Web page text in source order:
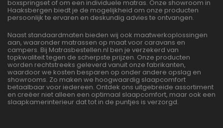
boxspringset of om een individuele matras. Onze showroom in
Haaksbergen biedt je de mogelijkheid om onze producten
persoonlijk te ervaren en deskundig advies te ontvangen.
Naast standaardmaten bieden wij ook maatwerkoplossingen
aan, waaronder matrassen op maat voor caravans en
campers. Bij Matrasbestellen.nl ben je verzekerd van
topkwaliteit tegen de scherpste prijzen. Onze producten
worden rechtstreeks geleverd vanuit onze fabrikanten,
waardoor we kosten besparen op onder andere opslag en
showrooms. Zo maken we hoogwaardig slaapcomfort
betaalbaar voor iedereen. Ontdek ons uitgebreide assortiment
en creëer niet alleen een optimaal slaapcomfort, maar ook een
slaapkamerinterieur dat tot in de puntjes is verzorgd.